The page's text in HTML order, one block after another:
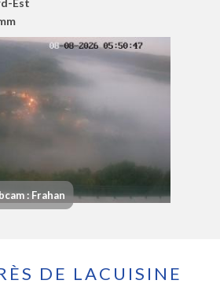
Est
: Frahan
DE LACUISINE